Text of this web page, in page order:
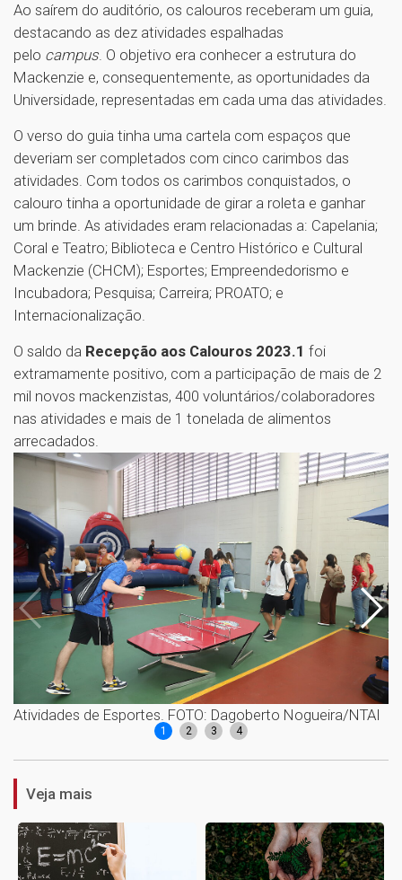
Ao saírem do auditório, os calouros receberam um guia,
destacando as dez atividades espalhadas
pelo campus. O objetivo era conhecer a estrutura do
Mackenzie e, consequentemente, as oportunidades da
Universidade, representadas em cada uma das atividades.
O verso do guia tinha uma cartela com espaços que
deveriam ser completados com cinco carimbos das
atividades. Com todos os carimbos conquistados, o
calouro tinha a oportunidade de girar a roleta e ganhar
um brinde. As atividades eram relacionadas a: Capelania;
Coral e Teatro; Biblioteca e Centro Histórico e Cultural
Mackenzie (CHCM); Esportes; Empreendedorismo e
Incubadora; Pesquisa; Carreira; PROATO; e
Internacionalização.
O saldo da Recepção aos Calouros 2023.1 foi
extramamente positivo, com a participação de mais de 2
mil novos mackenzistas, 400 voluntários/colaboradores
nas atividades e mais de 1 tonelada de alimentos
arrecadados.
Atividades de Esportes. FOTO: Dagoberto Nogueira/NTAI
1 2 3 4
Veja mais